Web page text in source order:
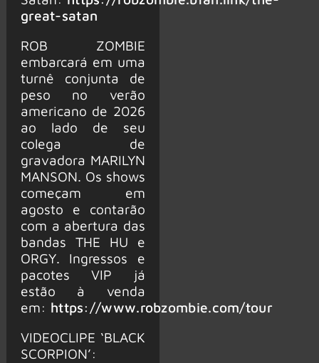
great-satan
ROB ZOMBIE
embarcará em uma
turnê conjunta de
peso no verão
americano de 2026
ao lado de seu
colega de
gravadora MARILYN
MANSON. Os shows
começam em
agosto e contarão
com a abertura das
bandas THE HU e
ORGY. Ingressos e
pacotes VIP já
estão à venda
em: https://www.robzombie.com/tour
VIDEOCLIPE ‘BLACK
SCORPION’: